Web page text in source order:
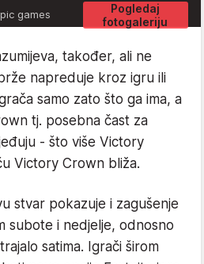
Pogledaj
fotogaleriju
games
također, ali ne
napreduje kroz igru ili
samo zato što ga ima, a
tj. posebna čast za
- što više Victory
Victory Crown bliža.
stvar pokazuje i zagušenje
subote i nedjelje, odnosno
satima. Igrači širom